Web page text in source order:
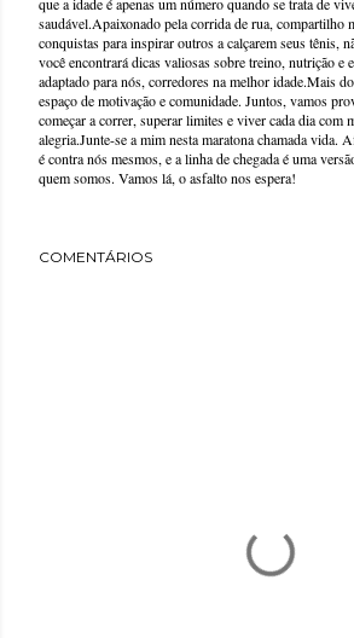
saudável.Apaixonado pela corrida de rua, compartilho
conquistas para inspirar outros a calçarem seus tênis,
você encontrará dicas valiosas sobre treino, nutrição e
adaptado para nós, corredores na melhor idade.Mais
espaço de motivação e comunidade. Juntos, vamos
começar a correr, superar limites e viver cada dia com
alegria.Junte-se a mim nesta maratona chamada vida.
é contra nós mesmos, e a linha de chegada é uma
quem somos. Vamos lá, o asfalto nos espera!
COMENTÁRIOS